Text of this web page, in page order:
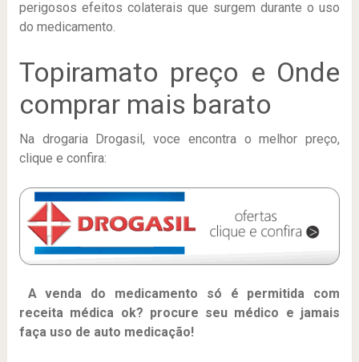
perigosos efeitos colaterais que surgem durante o uso
do medicamento.
Topiramato preço e Onde
comprar mais barato
Na drogaria Drogasil, voce encontra o melhor preço,
clique e confira:
A venda do medicamento só é permitida com
receita médica ok? procure seu médico e jamais
faça uso de auto medicação!